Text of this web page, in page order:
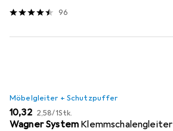
96
Möbelgleiter + Schutzpuffer
EUR
10,32 EUR
2,58/1Stk.
Wagner System Klemmschalengleiter